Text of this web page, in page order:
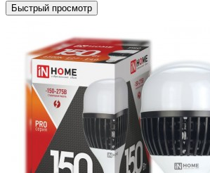
Быстрый просмотр